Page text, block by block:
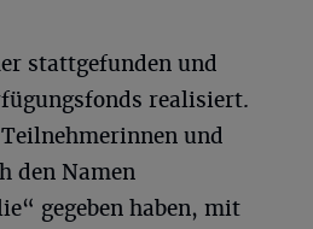
stattgefunden und
realisiert.
und
den Namen
gegeben haben, mit